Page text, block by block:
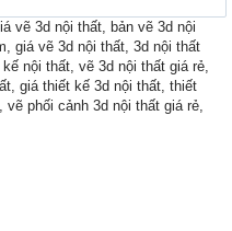
vẽ 3d nội thất, bản vẽ 3d nội
giá vẽ 3d nội thất, 3d nội thất
nội thất, vẽ 3d nội thất giá rẻ,
giá thiết kế 3d nội thất, thiết
phối cảnh 3d nội thất giá rẻ,